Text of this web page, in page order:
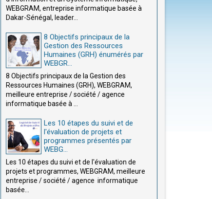
WEBGRAM, entreprise informatique basée à
Dakar-Sénégal, leader...
8 Objectifs principaux de la
Gestion des Ressources
Humaines (GRH) énumérés par
WEBGR...
8 Objectifs principaux de la Gestion des
Ressources Humaines (GRH), WEBGRAM,
meilleure entreprise / société / agence
informatique basée à ...
Les 10 étapes du suivi et de
l'évaluation de projets et
programmes présentés par
WEBG...
Les 10 étapes du suivi et de l'évaluation de
projets et programmes, WEBGRAM, meilleure
entreprise / société / agence informatique
basée...